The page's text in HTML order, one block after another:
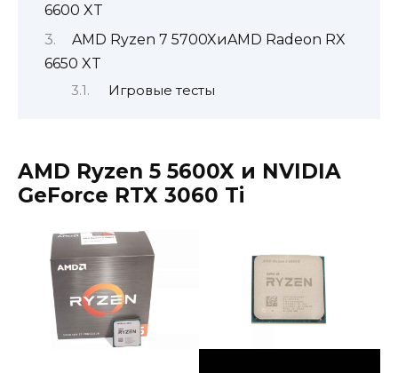
6600 XT
AMD Ryzen 7 5700XиAMD Radeon RX
6650 XT
Игровые тесты
AMD Ryzen 5 5600X и NVIDIA
GeForce RTX 3060 Ti